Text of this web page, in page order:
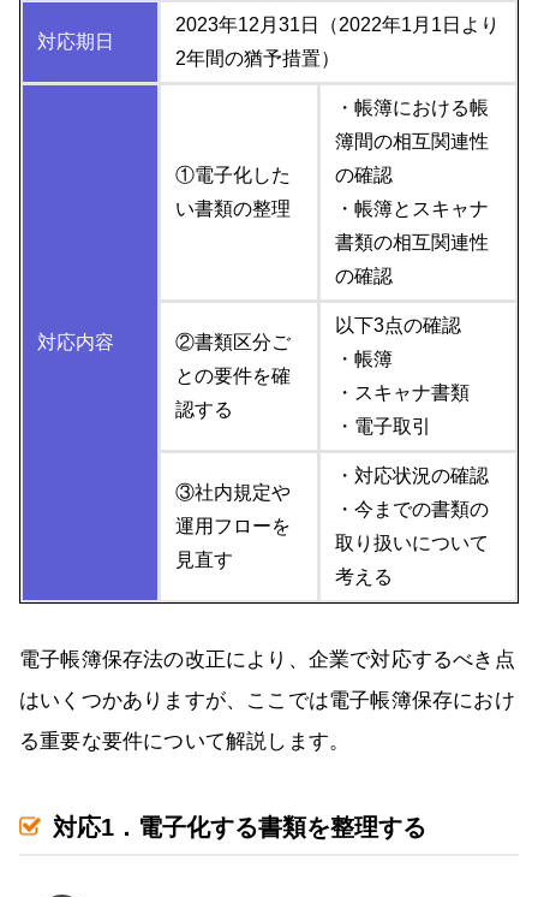
対応期日
2023年12月31日（2022年1月1日より
2年間の猶予措置）
対応内容
①電子化した
い書類の整理
・帳簿における帳
簿間の相互関連性
の確認
・帳簿とスキャナ
書類の相互関連性
の確認
②書類区分ご
との要件を確
認する
以下3点の確認
・帳簿
・スキャナ書類
・電子取引
③社内規定や
運用フローを
見直す
・対応状況の確認
・今までの書類の
取り扱いについて
考える
電子帳簿保存法の改正により、企業で対応するべき点
はいくつかありますが、ここでは電子帳簿保存におけ
る重要な要件について解説します。
対応1．電子化する書類を整理する